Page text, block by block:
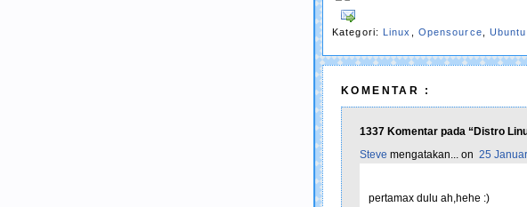
Kategori: Linux Opensource Ubuntu
KOMENTAR :
1337 Komentar pada “Distro
Steve mengatakan... on 25
pertamax dulu ah,hehe :)